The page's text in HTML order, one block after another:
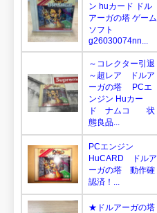
ン huカード ドル
アーガの塔 ゲーム
ソフト
g26030074nn...
～コレクター引退
～超レア ドルア
ーガの塔 PCエ
ンジン Huカー
ド ナムコ 状
態良品...
PCエンジン
HuCARD ドルア
ーガの塔 動作確
認済！...
★ドルアーガの塔